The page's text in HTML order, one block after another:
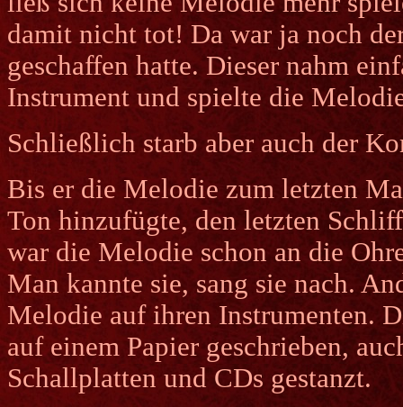
damit nicht tot! Da war ja noch
geschaffen hatte. Dieser nahm
Instrument und spielte die
Schließlich starb aber auch der
Bis er die Melodie zum letzten
Ton hinzufügte, den letzten
war die Melodie schon an die
Man kannte sie, sang sie nach.
Melodie auf ihren Instrumenten.
auf einem Papier geschrieben,
Schallplatten und CDs gestanzt.